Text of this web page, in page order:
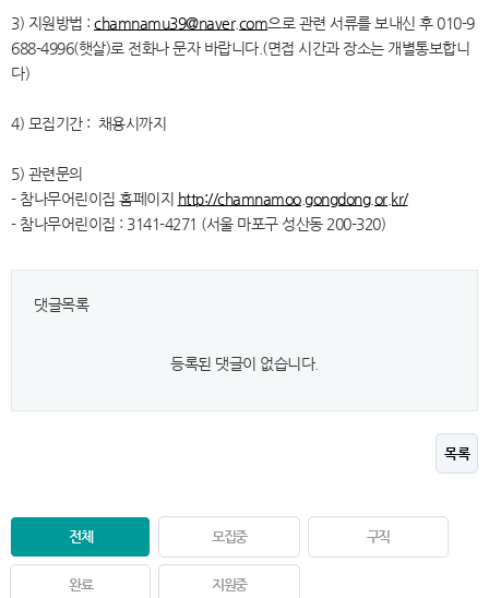
3) 지원방법 : chamnamu39@naver.com으로 관련 서류를 보내신 후 010-9
688-4996(햇살)로 전화나 문자 바랍니다.(면접 시간과 장소는 개별통보합니
다)
4) 모집기간 : 채용시까지
5) 관련문의
- 참나무어린이집 홈페이지 http://chamnamoo.gongdong.or.kr/
- 참나무어린이집 : 3141-4271 (서울 마포구 성산동 200-320)
댓글목록
등록된 댓글이 없습니다.
목록
전체 모집중 구직
완료 지원중